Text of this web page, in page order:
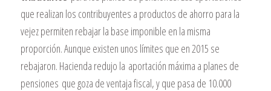
que realizan los contribuyentes a productos de ahorro para la
vejez permiten rebajar la base imponible en la misma
proporción. Aunque existen unos límites que en 2015 se
rebajaron. Hacienda redujo la aportación máxima a planes de
pensiones que goza de ventaja fiscal, y que pasa de 10.000